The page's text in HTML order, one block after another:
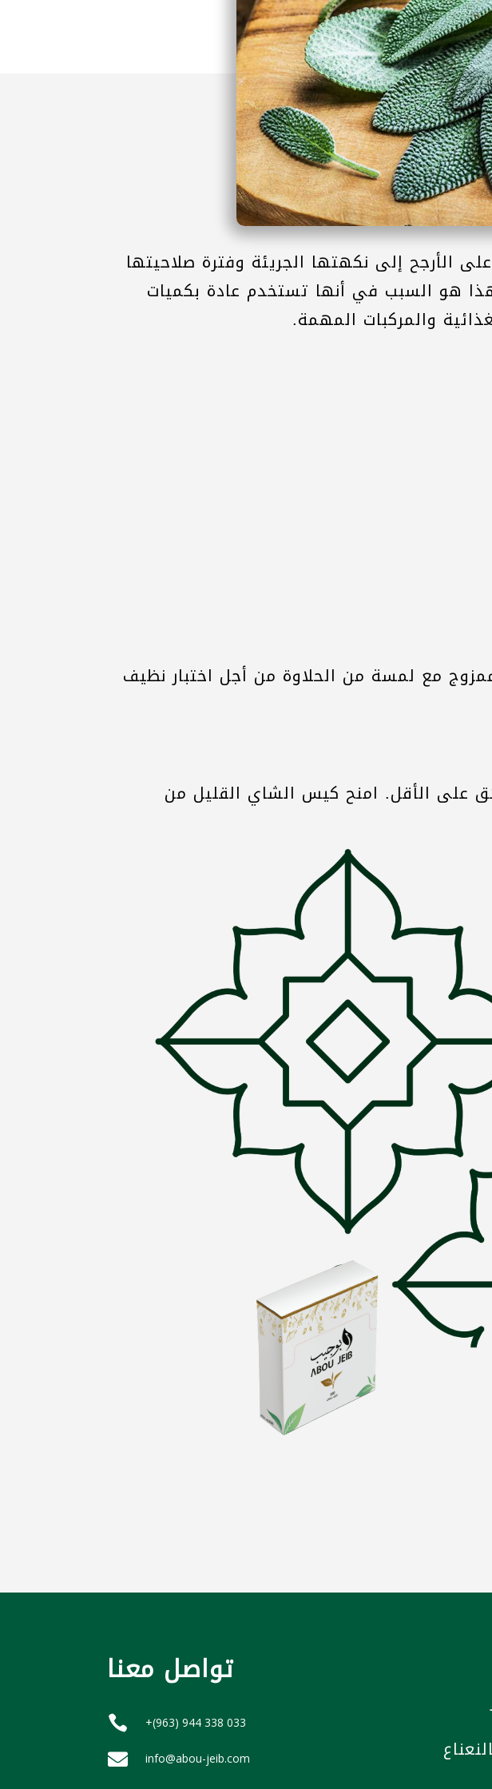
الأرجح إلى نكهتها الجريئة وفترة صلاحيتها
هو السبب في أنها تستخدم عادة بكميات
والمركبات المهمة.
مع لمسة من الحلاوة من أجل اختبار نظيف
استخدام الماء المغلي وضخ الكيس لمدة 3 دقائق على الأقل. امنح كيس الشاي القليل من
تواصل معنا
 +(963) 944 338 033
 info@abou-jeib.com